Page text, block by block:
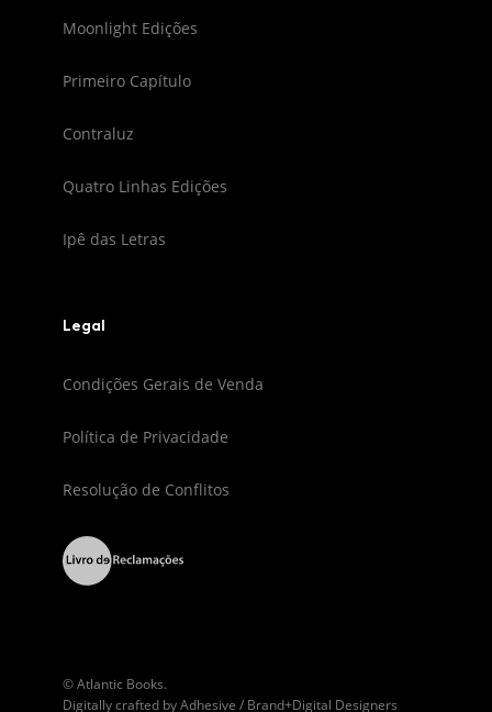
Moonlight Edições
Primeiro Capítulo
Contraluz
Quatro Linhas Edições
Ipê das Letras
Legal
Condições Gerais de Venda
Política de Privacidade
Resolução de Conflitos
© Atlantic Books.
Digitally crafted byAdhesive / Brand+Digital Designers